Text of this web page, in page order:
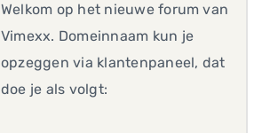
Welkom op het nieuwe forum van
Vimexx. Domeinnaam kun je
opzeggen via klantenpaneel, dat
doe je als volgt: